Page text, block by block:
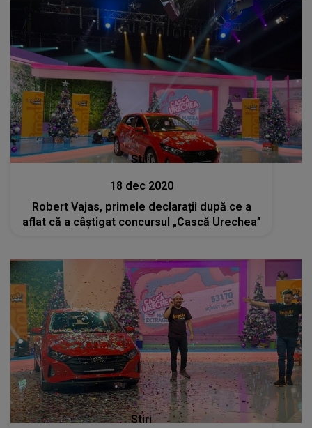
Stiri
18 dec 2020
Robert Vajas, primele declarații după ce a
aflat că a câștigat concursul „Cască Urechea”
Stiri